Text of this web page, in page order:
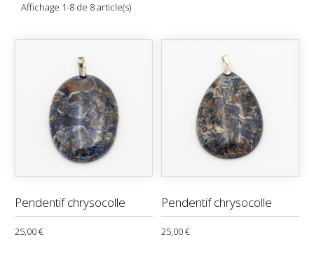
Affichage 1-8 de 8 article(s)
Pendentif chrysocolle
25,00 €
Pendentif chrysocolle
25,00 €